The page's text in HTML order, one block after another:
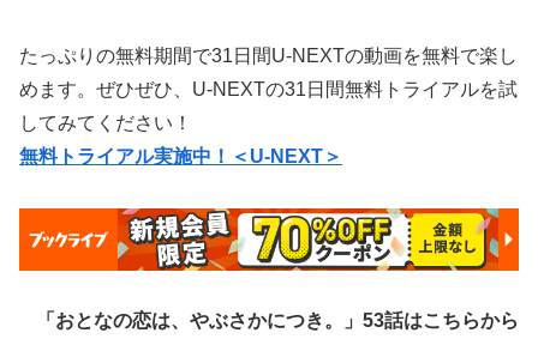
たっぷりの無料期間で31日間U-NEXTの動画を無料で楽し
めます。ぜひぜひ、U-NEXTの31日間無料トライアルを試
してみてください！
無料トライアル実施中！＜U-NEXT＞
「おとなの恋は、やぶさかにつき。」53話はこちらから